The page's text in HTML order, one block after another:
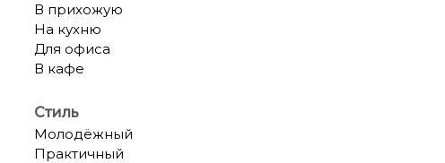
В прихожую
На кухню
Для офиса
В кафе
Стиль
Молодёжный
Практичный